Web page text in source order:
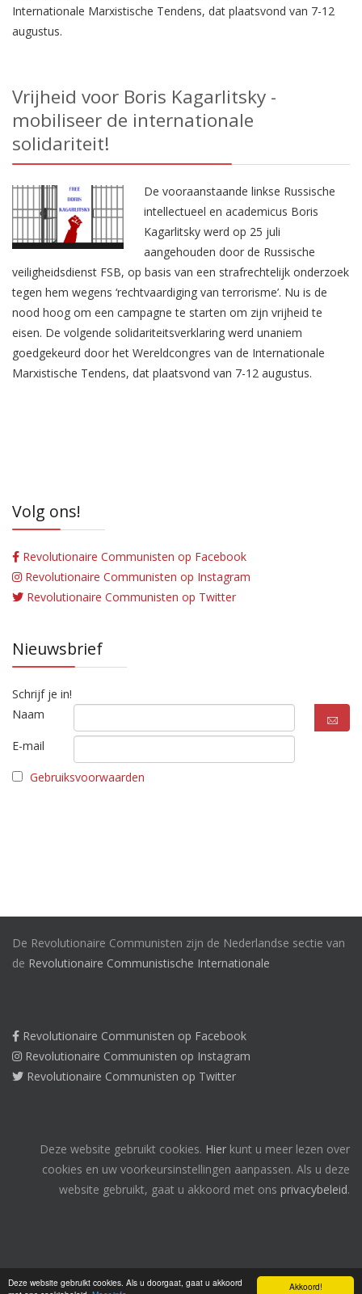
Akkoord!
Deze website gebruikt cookies. Als u doorgaat, gaat u akkoord
Internationale Marxistische Tendens, dat plaatsvond van 7-12
augustus.
Vrijheid voor Boris Kagarlitsky -
mobiliseer de internationale
solidariteit!
De vooraanstaande linkse Russische
intellectueel en academicus Boris
Kagarlitsky werd op 25 juli
aangehouden door de Russische
veiligheidsdienst FSB, op basis van een strafrechtelijk onderzoek
tegen hem wegens ‘rechtvaardiging van terrorisme’. Nu is de
nood hoog om een campagne te starten om zijn vrijheid te
eisen. De volgende solidariteitsverklaring werd unaniem
goedgekeurd door het Wereldcongres van de Internationale
Marxistische Tendens, dat plaatsvond van 7-12 augustus.
Volg ons!
Revolutionaire Communisten op Facebook
Revolutionaire Communisten op Instagram
Revolutionaire Communisten op Twitter
Nieuwsbrief
Schrijf je in!
Naam
E-mail
Gebruiksvoorwaarden
De Revolutionaire Communisten zijn de Nederlandse sectie van
de Revolutionaire Communistische Internationale
Revolutionaire Communisten op Facebook
Revolutionaire Communisten op Instagram
Revolutionaire Communisten op Twitter
Deze website gebruikt cookies. Hier kunt u meer lezen over
cookies en uw voorkeursinstellingen aanpassen. Als u deze
website gebruikt, gaat u akkoord met ons privacybeleid.